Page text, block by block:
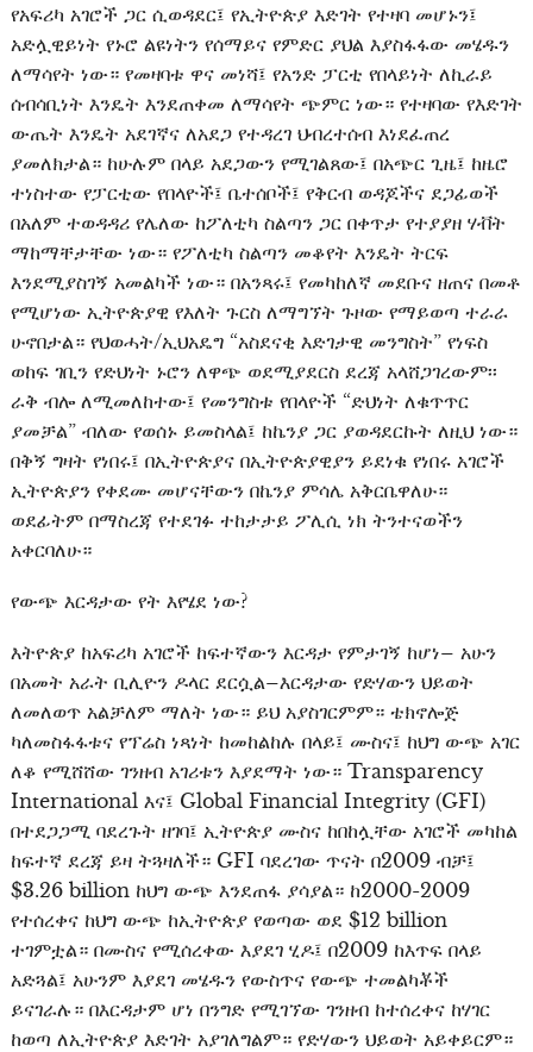
የአፍሪካ አገሮች ጋር ሲወዳደር፤ የኢትዮጵያ እድገት የተዛባ መሆኑን፤
አድሏዊይነት የኑሮ ልዩነትን የሰማይና የምድር ያህል እያስፋፋው መሄዱን
ለማሳየት ነው። የመዛባቱ ዋና መነሻ፤ የአንድ ፓርቲ የበላይነት ለኪራይ
ሰብሳቢነት እንዴት እንደጠቀመ ለማሳየት ጭምር ነው። የተዛባው የእድገት
ውጤት እንዴት አደገኛና ለአደጋ የተዳረገ ህብረተሰብ እነደፈጠረ
ያመለክታል። ከሁሉም በላይ አደጋውን የሚገልጸው፤ በአጭር ጊዜ፤ ከዜሮ
ተነስተው የፓርቲው የበላዮች፤ ቤተሰቦች፤ የቅርብ ወዳጆችና ደጋፊወች
በአለም ተወዳዳሪ የሌለው ከፖለቲካ ስልጣን ጋር በቀጥታ የተያያዘ ሃቭት
ማከማቸታቸው ነው። የፖለቲካ ስልጣን መቆየት እንዴት ትርፍ
እንደሚያስገኝ አመልካች ነው። በአንጻሩ፤ የመካከለኛ መደቡና ዘጠና በመቶ
የሚሆነው ኢትዮጵያዊ የእለት ጉርስ ለማግኘት ጉዞው የማይወጣ ተራራ
ሁኖበታል። የህወሓት/ኢህአዴግ “አስደናቂ እድገታዊ መንግስት” የነፍስ
ወከፍ ገቢን የድህነት ኑሮን ለዋጭ ወደሚያደርስ ደረጃ አላሸጋገረውም፡፡
ራቅ ብሎ ለሚመለከተው፤ የመንግስቱ የበላዮች “ድህነት ለቁጥጥር
ያመቻል” ብለው የወሰኑ ይመስላል፤ ከኬንያ ጋር ያወዳደርኩት ለዚህ ነው።
በቅኝ ግዛት የነበሩ፤ በኢትዮጵያና በኢትዮጵያዊያን ይደነቁ የነበሩ አገሮች
ኢትዮጵያን የቀደሙ መሆናቸውን በኬንያ ምሳሌ አቅርቤዋለሁ።
ወደፊትም በማስረጃ የተደገፉ ተከታታይ ፖሊሲ ነክ ትንተናወችን
አቀርባለሁ።
የውጭ እርዳታው የት እየሄደ ነው?
እትዮጵያ ከአፍሪካ አገሮች ከፍተኛውን እርዳታ የምታገኝ ከሆነ– አሁን
በአመት አራት ቢሊዮን ዶላር ደርሷል–እርዳታው የድሃውን ህይወት
ለመለወጥ አልቻለም ማለት ነው። ይህ አያስገርምም። ቴክኖሎጅ
ካለመስፋፋቱና የፕሬስ ነጻነት ከመከልከሉ በላይ፤ ሙስና፤ ከህግ ውጭ አገር
ለቆ የሚሸሸው ገንዘብ አገሪቱን እያደማት ነው። Transparency
International እና፤ Global Financial Integrity (GFI)
በተደጋጋሚ ባደረጉት ዘገባ፤ ኢትዮጵያ ሙስና ከበከሏቸው አገሮች መካከል
ከፍተኛ ደረጃ ይዛ ትጓዛለች። GFI ባደረገው ጥናት በ2009 ብቻ፤
$3.26 billion ከህግ ውጭ እንደጠፋ ያሳያል። ከ2000-2009
የተሰረቀና ከህግ ውጭ ከኢትዮጵያ የወጣው ወደ $12 billion
ተገምቷል። በሙስና የሚሰረቀው እያደገ ሂዶ፤ በ2009 ከእጥፍ በላይ
አድጓል፤ አሁንም እያደገ መሄዱን የውስጥና የውጭ ተመልካቾች
ይናገራሉ። በእርዳታም ሆነ በንግድ የሚገኘው ገንዘብ ከተሰረቀና ከሃገር
ከወጣ ለኢትዮጵያ እድገት አያገለግልም። የድሃውን ህይወት አይቀይርም።